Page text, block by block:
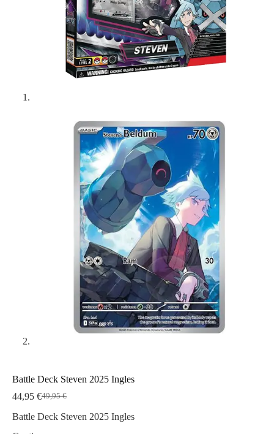
Battle Deck Steven 2025 Ingles
49,95€
El
precio
original
44,95 €El
precio
actual
Battle Deck Steven 2025 Ingles